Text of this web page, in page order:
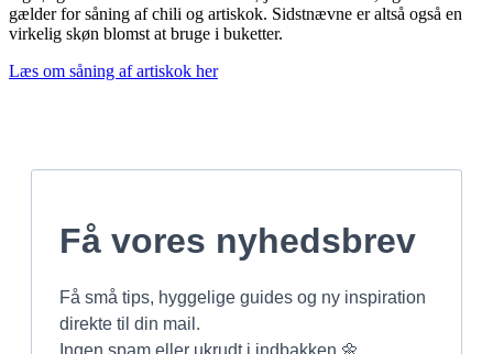
gælder for såning af chili og artiskok. Sidstnævne er altså også en
virkelig skøn blomst at bruge i buketter.
Læs om såning af artiskok her